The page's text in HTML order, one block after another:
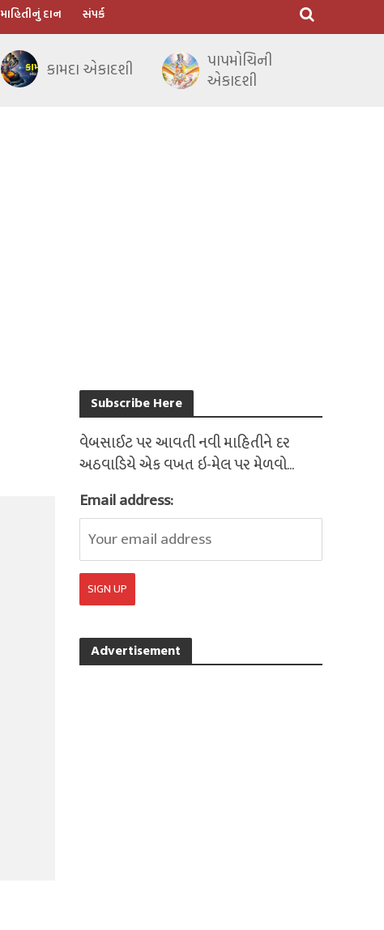
માહિતીનું દાન સંપર્ક
કામદા એકાદશી
પાપમોચિની
એકાદશી
Subscribe Here
વેબસાઈટ પર આવતી નવી માહિતીને દર
અઠવાડિયે એક વખત ઇ-મેલ પર મેળવો...
Email address:
Advertisement